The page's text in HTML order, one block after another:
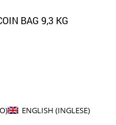
BAG 9,3 KG
) ENGLISH (INGLESE)